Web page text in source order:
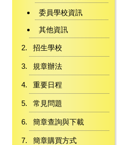
委員學校資訊
其他資訊
招生學校
規章辦法
重要日程
常見問題
簡章查詢與下載
簡章購買方式